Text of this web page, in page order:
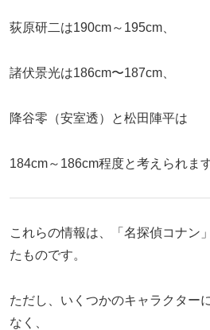
荻原研二は190cm～195cm、
諸伏景光は186cm〜187cm、
降谷零（安室透）と松田陣平は
184cm～186cm程度と考えられます
これらの情報は、「名探偵コナン
たものです。
ただし、いくつかのキャラクター
なく、